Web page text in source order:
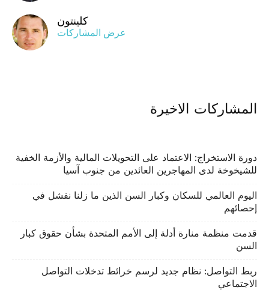
كلينتون
عرض المشاركات
المشاركات الاخيرة
دورة الاستخراج: الاعتماد على التحويلات المالية والأزمة الخفية
للشيخوخة لدى المهاجرين العائدين من جنوب آسيا
اليوم العالمي للسكان وكبار السن الذين ما زلنا نفشل في
إحصائهم
قدمت منظمة منارة أدلة إلى الأمم المتحدة بشأن حقوق كبار
السن
ربط التواصل: نظام جديد لرسم خرائط تدخلات التواصل
الاجتماعي